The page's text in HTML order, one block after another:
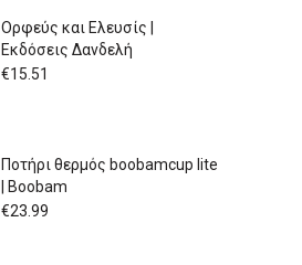
Ορφεύς και Ελευσίς |
Εκδόσεις Δανδελή
€15.51
Ποτήρι θερμός boobamcup lite
| Boobam
€23.99